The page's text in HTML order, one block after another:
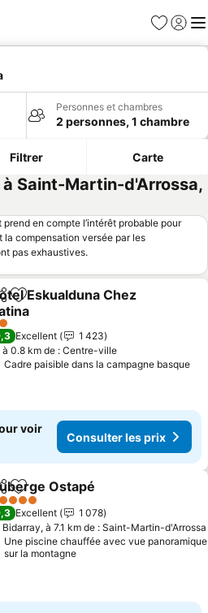
Favoris
Se
Personnes et chambres
2 personnes, 1 chambre
Filtrer Carte
Saint-Martin-d'Arrossa,
en compte l’intérêt probable pour
la compensation versée par les
pas exhaustives.
Ajouter à mes favoris
Eskualduna Chez
les prix
Excellent
1 423
à 0.8 km de : Centre-ville
Cadre paisible dans la campagne basque
voir
Consulter les prix
Ajouter à mes favoris
Ostapé
Excellent
1 078
Bidarray, à 7.1 km de : Saint-Martin-d'Arrossa
Une piscine chauffée avec vue panoramique
sur la montagne